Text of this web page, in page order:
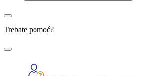
Trebate pomoć?